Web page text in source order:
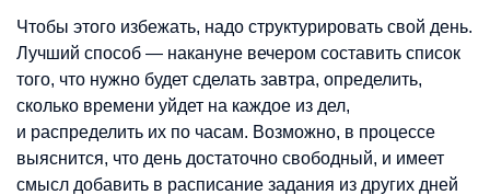
Чтобы этого избежать, надо структурировать свой день.
Лучший способ — накануне вечером составить список
того, что нужно будет сделать завтра, определить,
сколько времени уйдет на каждое из дел,
и распределить их по часам. Возможно, в процессе
выяснится, что день достаточно свободный, и имеет
смысл добавить в расписание задания из других дней